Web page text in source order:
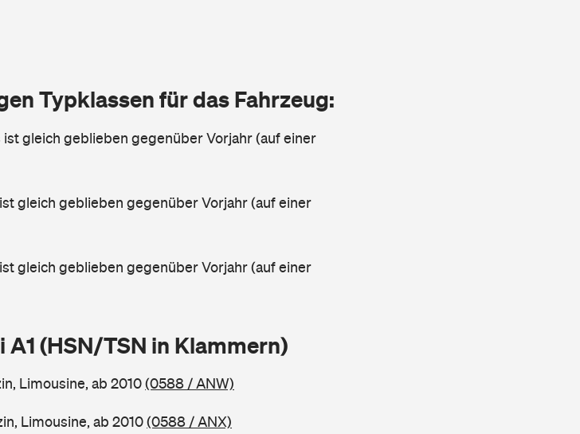
Typklassen für das Fahrzeug:
ist gleich geblieben gegenüber Vorjahr (auf einer
gleich geblieben gegenüber Vorjahr (auf einer
gleich geblieben gegenüber Vorjahr (auf einer
(HSN/TSN in Klammern)
Limousine, ab 2010(0588 / ANW)
Limousine, ab 2010(0588 / ANX)